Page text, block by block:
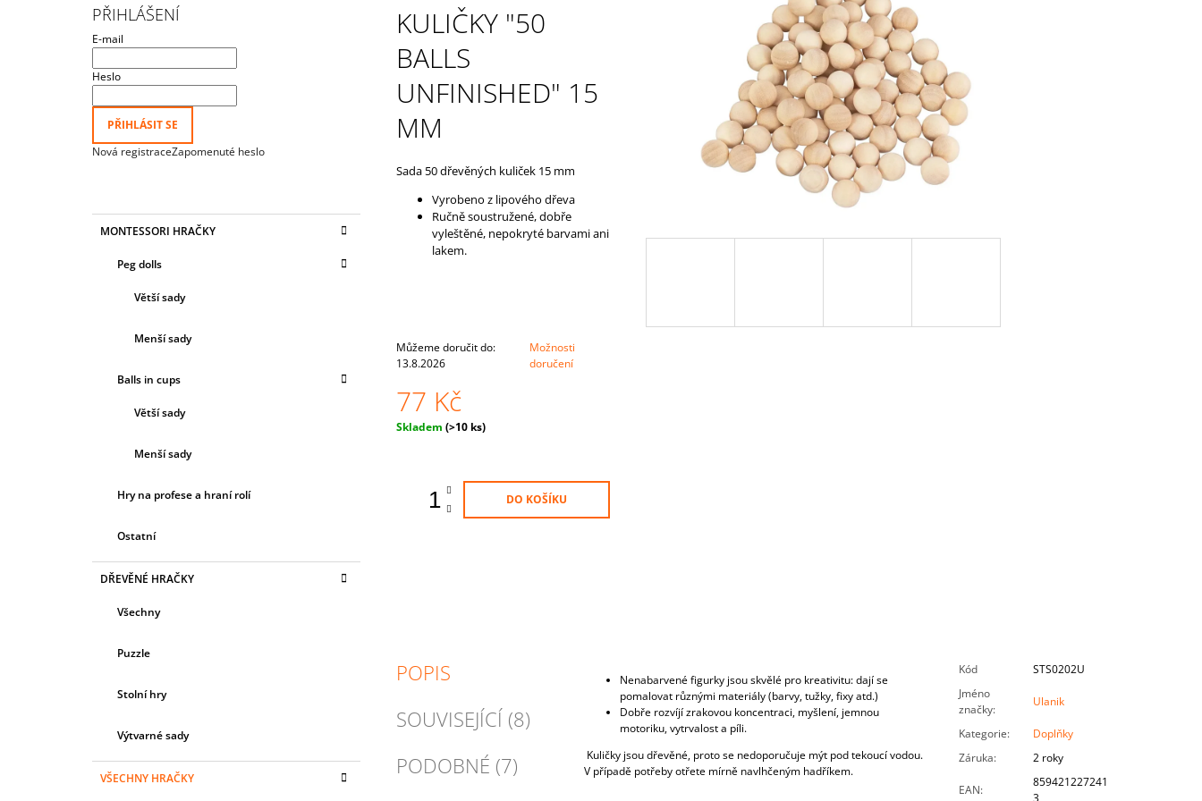
PŘIHLÁŠENÍ
E-mail
Heslo
PŘIHLÁSIT SE
Nová registraceZapomenuté heslo
kategorie
KMONTESSORI HRAČKY
Peg dolls
Větší sady
Menší sady
Balls in cups
Větší sady
Menší sady
Hry na profese a hraní rolí
Ostatní
DŘEVĚNÉ HRAČKY
Všechny
Puzzle
Stolní hry
Výtvarné sady
VŠECHNY HRAČKY
KULIČKY "50
BALLS
UNFINISHED" 15
MM
Sada 50 dřevěných kuliček 15 mm
Vyrobeno z lipového dřeva
Ručně soustružené, dobře
vyleštěné, nepokryté barvami ani
lakem.
Můžeme doručit do:
13.8.2026
Možnosti
doručení
77 Kč
Měrná
Skladem (>10 ks)
DO KOŠÍKU
POPIS
SOUVISEJÍCÍ (8)
PODOBNÉ (7)
Nenabarvenéfigurky jsou skvělé pro kreativitu:dajíse
pomalovat různými materiály(barvy,tužky,fixy atd.)
Dobře rozvíjí zrakovou koncentraci, myšlení, jemnou
motoriku, vytrvalost a píli.
Kuličky jsou dřevěné, proto se nedoporučuje mýt pod tekoucí vodou.
V případě potřeby otřete mírně navlhčeným hadříkem.
Kód
STS0202U
Jméno
značky:
Ulanik
Kategorie:
Doplňky
Záruka: 2 roky
EAN:
859421227241
3
815 Kč
615 Kč